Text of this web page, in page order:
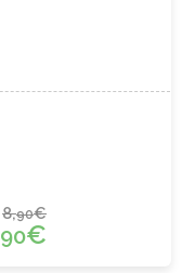
8,90€
90€